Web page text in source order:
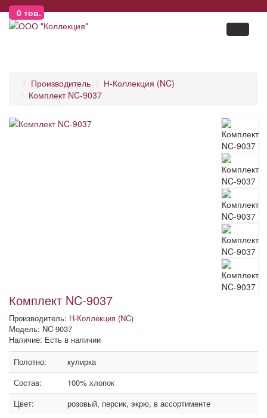
0 тов.
Производитель
Н-Коллекция (NC)
Комплект NC-9037
Комплект NC-9037
Производитель: Н-Коллекция (NC)
Модель: NC-9037
Наличие: Есть в наличии
Полотно:
кулирка
Состав:
100% хлопок
Цвет:
розовый, персик, экрю, в ассортименте